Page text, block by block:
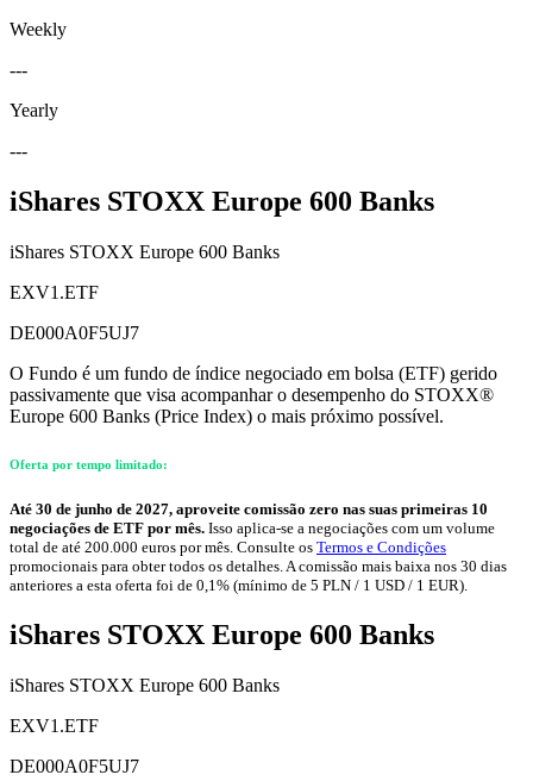
Weekly
---
Yearly
---
iShares STOXX Europe 600 Banks
iShares STOXX Europe 600 Banks
EXV1.ETF
DE000A0F5UJ7
O Fundo é um fundo de índice negociado em bolsa (ETF) gerido
passivamente que visa acompanhar o desempenho do STOXX®
Europe 600 Banks (Price Index) o mais próximo possível.
Oferta por tempo limitado:
Até 30 de junho de 2027, aproveite comissão zero nas suas primeiras 10
negociações de ETF por mês. Isso aplica-se a negociações com um volume
total de até 200.000 euros por mês. Consulte os Termos e Condições
promocionais para obter todos os detalhes. A comissão mais baixa nos 30 dias
anteriores a esta oferta foi de 0,1% (mínimo de 5 PLN / 1 USD / 1 EUR).
iShares STOXX Europe 600 Banks
iShares STOXX Europe 600 Banks
EXV1.ETF
DE000A0F5UJ7